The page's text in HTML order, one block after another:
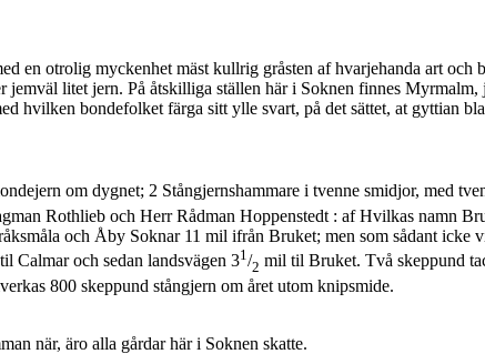
en otrolig myckenhet mäst kullrig gråsten af hvarjehanda art och
litet jern. På åtskilliga ställen här i Soknen finnes
bondefolket färga sitt ylle svart, på det sättet, at gyttian
om dygnet; 2 Stångjernshammare i tvenne smidjor, med
Rothlieb och Herr Rådman Hoppenstedt : af Hvilkas namn
och Åby Soknar 11 mil ifrån Bruket; men som sådant
Calmar och sedan landsvägen 31/2 mil til Bruket. Två skeppund
800 skeppund stångjern om året utom knipsmide.
när, äro alla gårdar här i Soknen skatte.